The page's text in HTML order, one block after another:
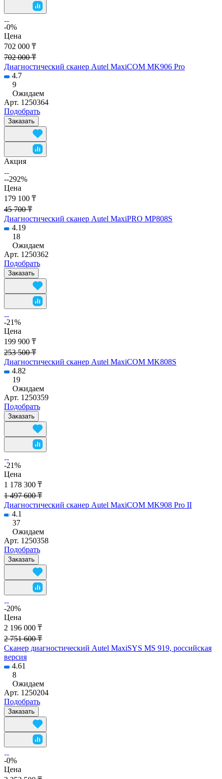
-0%
Цена
702 000 ₸
702 000 ₸
Диагностический сканер Autel MaxiCOM MK906 Pro
4.7
9
Ожидаем
Арт. 1250364
Подобрать
Заказать
Акция
--292%
Цена
179 100 ₸
45 700 ₸
Диагностический сканер Autel MaxiPRO MP808S
4.19
18
Ожидаем
Арт. 1250362
Подобрать
Заказать
-21%
Цена
199 900 ₸
253 500 ₸
Диагностический сканер Autel MaxiCOM MK808S
4.82
19
Ожидаем
Арт. 1250359
Подобрать
Заказать
-21%
Цена
1 178 300 ₸
1 497 600 ₸
Диагностический сканер Autel MaxiCOM MK908 Pro II
4.1
37
Ожидаем
Арт. 1250358
Подобрать
Заказать
-20%
Цена
2 196 000 ₸
2 751 600 ₸
Сканер диагностический Autel MaxiSYS MS 919, российская
версия
4.61
8
Ожидаем
Арт. 1250204
Подобрать
Заказать
-0%
Цена